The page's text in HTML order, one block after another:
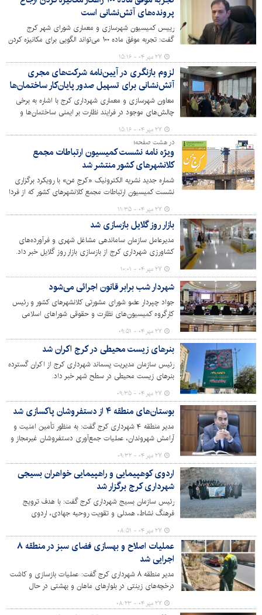
پرونده‌های آتش‌نشانی است
رییس کمیسیون شهرسازی و معماری شورای شهر کرج
گفت: تجربه موفق ماده ۱۰۰ می‌تواند الگویی برای مکانیزه کردن
ارجاع پرونده‌های آتش‌نشانی و تسریع صدور پایان‌کار باشد.
۲۷ مهر ۰۴ - ۱۵:۱۶
لزوم بازنگری در آیین‌نامه شرکت‌های مجری
آتش‌نشانی برای تسهیل صدور پایان‌کار ساختمان‌ها
معاون شهرسازی و معماری شهرداری کرج با اشاره به برخی
چالش‌های موجود در فرایند نظارت بر ایمنی ساختمان‌ها و
عملکرد شرکت‌های مجری آتش‌نشانی، بر لزوم بازنگری در
آیین‌نامه‌های مرتبط و ایجاد هماهنگی میان دستگاه‌های
اجرایی تأکید کرد.
۲۷ مهر ۰۴ - ۱۵:۱۶
در هشت صفحه؛
ویژه نامه نشست کمیسیون ارتباطات مجمع
کلانشهرهای کشور منتشر شد
شماره جدید نشریه الکترونیک «کرجِ مَن» با رویکرد برگزاری
نشست کمیسیون ارتباطات مجمع کلانشهرهای کشور که از فردا
به مدت دو روز و به میزبانی مدیریت شهری کرج برگزار می
شود، منتشر شد.
۲۷ مهر ۰۴ - ۱۱:۳۵
بازار روز گلایل بازسازی شد
مدیرعامل سازمان ساماندهی مشاغل شهری و فرآورده‌های
کشاورزی شهرداری کرج از بازسازی بازار روز گلایل خبر داد.
۲۷ مهر ۰۴ - ۱۰:۰۱
شهردار شب برابر قانون اجرائی می‌شود
جواد چپردار عضو شورای مشورتی کلانشهرهای کشور و رئیس
کارگروه کمیسیون‌های نظارت و حقوقی شوراهای اسلامی
استان البرز گفت: آئین‌نامه اجرائی مدیریت شبانه شهری با
انتخاب شهردار شب در مرکز استان البرز نهائی می‌شود.
۲۷ مهر ۰۴ - ۰۹:۵۱
بنرهای زیست محیطی در کرج اکران شد
رئیس سازمان مدیریت پسماند شهرداری کرج از اکران گسترده
بنرهای زیست محیطی در سطح شهر خبر داد.
۲۷ مهر ۰۴ - ۰۹:۳۵
بوستان‌های منطقه ۴ از دستفروشان پاکسازی شد
مدیر منطقه ۴ شهرداری کرج گفت: به منظور تأمین امنیت و
آرامش شهروندان، عملیات جمع‌آوری دستفروشان غیرمجاز و
رفع سد معبر در بوستان‌های منطقه اجرایی شد.
۲۷ مهر ۰۴ - ۰۹:۳۲
اردوی کوهپیمایی و راهپیمایی خواهران بسیجی
شهرداری کرج برگزار شد
رئیس سازمان بسیج شهرداری کرج گفت: با هدف ترویج
فرهنگ نشاط، همدلی و تقویت روحیه جهادی، اردوی
کوهپیمایی و راهپیمایی خواهران بسیجی شهرداری کرج در
اردوگاه شهید مطهری برگزار شد.
۲۷ مهر ۰۴ - ۰۸:۵۱
عملیات اصلاح و بهسازی فضای سبز در منطقه ۸
اجرایی شد
مدیر منطقه ۸ شهرداری کرج گفت: عملیات بازسازی و کاشت
درخچه‌های زینتی در بلوارهای ماهان و بهشتی در حال
اجراست.
۲۷ مهر ۰۴ - ۰۸:۲۳